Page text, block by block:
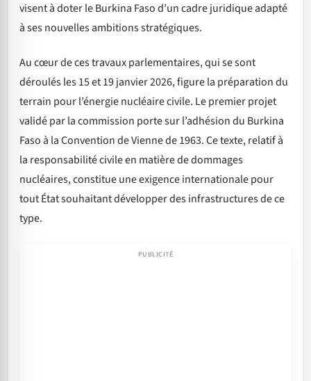
visent à doter le Burkina Faso d’un cadre juridique adapté
à ses nouvelles ambitions stratégiques.
Au cœur de ces travaux parlementaires, qui se sont
déroulés les 15 et 19 janvier 2026, figure la préparation du
terrain pour l’énergie nucléaire civile. Le premier projet
validé par la commission porte sur l’adhésion du Burkina
Faso à la Convention de Vienne de 1963. Ce texte, relatif à
la responsabilité civile en matière de dommages
nucléaires, constitue une exigence internationale pour
tout État souhaitant développer des infrastructures de ce
type.